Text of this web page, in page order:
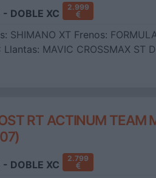
- DOBLE XC
2.999
SHIMANO XT Frenos:
Llantas: MAVIC CROSSMAX ST
RT ACTINUM TEAM
- DOBLE XC
2.799